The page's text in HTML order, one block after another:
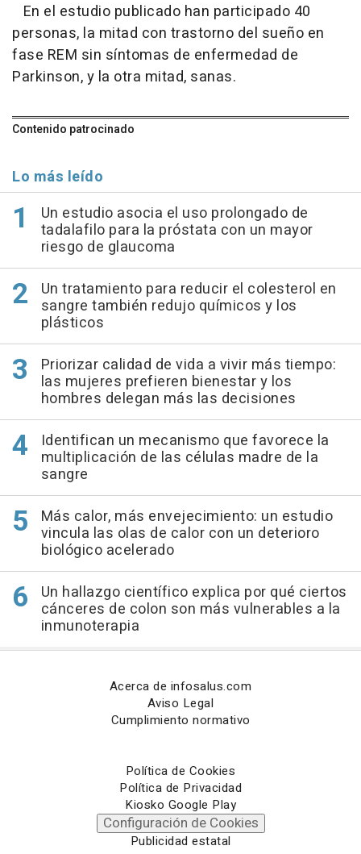
En el estudio publicado han participado 40
personas, la mitad con trastorno del sueño en
fase REM sin síntomas de enfermedad de
Parkinson, y la otra mitad, sanas.
Contenido patrocinado
Lo más leído
Un estudio asocia el uso prolongado de
tadalafilo para la próstata con un mayor
riesgo de glaucoma
Un tratamiento para reducir el colesterol en
sangre también redujo químicos y los
plásticos
Priorizar calidad de vida a vivir más tiempo:
las mujeres prefieren bienestar y los
hombres delegan más las decisiones
Identifican un mecanismo que favorece la
multiplicación de las células madre de la
sangre
Más calor, más envejecimiento: un estudio
vincula las olas de calor con un deterioro
biológico acelerado
Un hallazgo científico explica por qué ciertos
cánceres de colon son más vulnerables a la
inmunoterapia
Acerca de infosalus.com
Aviso Legal
Cumplimiento normativo
Política de Cookies
Política de Privacidad
Kiosko Google Play
Configuración de Cookies
Publicidad estatal